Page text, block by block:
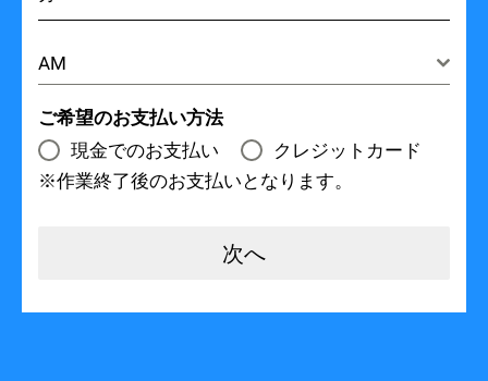
AM
ご希望のお支払い方法
現金でのお支払い
クレジットカード
※作業終了後のお支払いとなります。
次へ